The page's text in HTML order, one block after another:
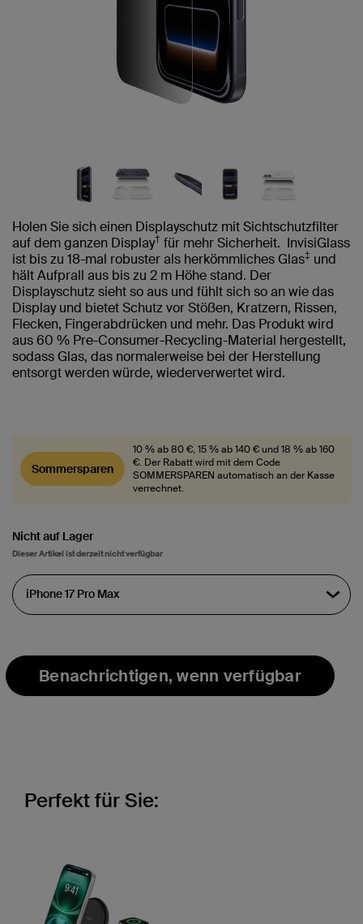
Holen Sie sich einen Displayschutz mit Sichtschutzfilter
auf dem ganzen Display† für mehr Sicherheit. InvisiGlass
ist bis zu 18-mal robuster als herkömmliches Glas‡ und
hält Aufprall aus bis zu 2 m Höhe stand. Der
Displayschutz sieht so aus und fühlt sich so an wie das
Display und bietet Schutz vor Stößen, Kratzern, Rissen,
Flecken, Fingerabdrücken und mehr. Das Produkt wird
aus 60 % Pre-Consumer-Recycling-Material hergestellt,
sodass Glas, das normalerweise bei der Herstellung
entsorgt werden würde, wiederverwertet wird.
Sommersparen
10 % ab 80 €, 15 % ab 140 € und 18 % ab 160
€. Der Rabatt wird mit dem Code
SOMMERSPAREN automatisch an der Kasse
verrechnet.
Nicht auf Lager
Dieser Artikel ist derzeit nicht verfügbar
Benachrichtigen, wenn verfügbar
Perfekt für Sie: